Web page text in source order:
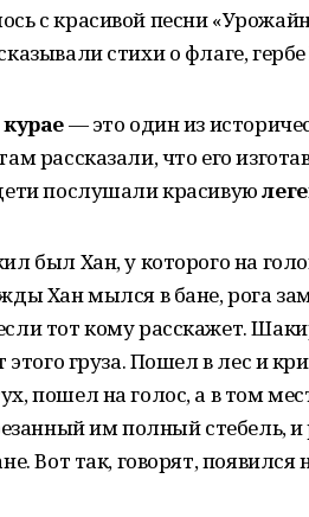
с красивой песни
стихи о флаге, гербе
курае— это один из
рассказали, что его
послушали красивую
был Хан, у которого на
Хан мылся в бане, рога
тот кому расскажет.
этого груза. Пошел в лес и
пошел на голос, а в том
им полный стебель,
Вот так, говорят, появился